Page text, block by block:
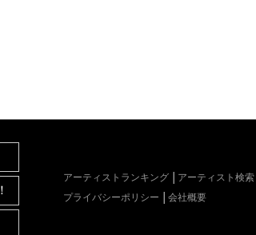
アーティストランキング アーティスト検索
プライバシーポリシー
会社概要